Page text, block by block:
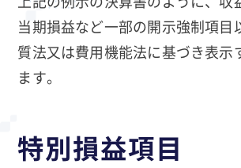
当期損益など一部の開示強制項目
質法又は費用機能法に基づき表示
ます。
特別損益項目